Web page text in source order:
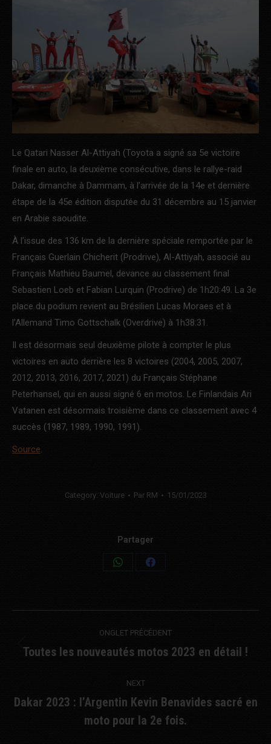
Le Qatari Nasser Al-Attiyah (Toyota a signé sa 5e victoire
finale en auto, la deuxième consécutive, dans le rallye-raid
Dakar, dimanche à Dammam, à l’arrivée de la 14e et dernière
étape de la 45e édition disputée du 31 décembre au 15 janvier
en Arabie saoudite.
À l’issue des 136 km de la dernière spéciale remportée par le
Français Guerlain Chicherit (Prodrive), Al-Attiyah, associé au
Français Mathieu Baumel, devance au classement final
Sebastien Loeb et Fabian Lurquin (Prodrive) de 1h20:49. La 3e
place du podium revient au Brésilien Lucas Moraes et à
l’Allemand Timo Gottschalk (Overdrive) à 1h38:31.
Il est désormais seul deuxième pilote à compter le plus
victoires en auto derrière les 8 victoires (2004, 2005, 2007,
2012, 2013, 2016, 2017, 2021) du Français Stéphane
Peterhansel, qui en aussi signé 6 en motos. Le Finlandais Ari
Vatanen est désormais troisième dans ce classement avec 4
succès (1987, 1989, 1990, 1991).
Source.
Category: Voiture Par RM 15/01/2023
Partager
Share
Share
navigation
ONGLET PRÉCÉDENT
Previous
Toutes les nouveautés motos 2023 en détail !
NEXT
Next
post:
Dakar 2023 : l’Argentin Kevin Benavides sacré en
moto pour la 2e fois.